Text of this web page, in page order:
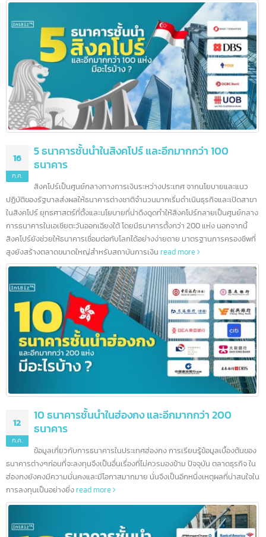
บทความล่าสุด
16
5 ธนาคารชั้นนำในสิงคโปร์ และอีกมากกว่า 100
ธนาคาร
สิงคโปร์เป็นศูนย์กลางทางการเงินระหว่างประเทศ จากนโยบายและแนว
ปฏิบัติของรัฐบาลส่งผลให้ธนาคารต่างชาติจำนวนมากเริ่มดำเนินธุรกิจและเปิดสา
ในสิงคโปร์ ยุทธศาสตร์ที่ตั้งและนโยบายที่น่าดึงดูดทำให้สิงคโปร์กลายเป็นศูนย์กล
การธนาคารในเอเชียตะวันออกเฉียงใต้ โดยมีธนาคารตั้งกว่า 200 แห่ง นอกจากนี้
สิงคโปร์ยังช่วยให้ธนาคารเชื่อมต่อกับโลกได้อย่างง่ายดาย มาตรฐานการครองชี
สูงยังสร้างตลาดขนาดใหญ่สำหรับสถาบันการเงิน read more
12 10 ธนาคารชั้นนำในฮ่องกง และอีกมากกว่า 200
ธนาคาร
ข้อมูลเกี่ยวกับการธนาคารในประเทศฮ่องกง การเรียนรู้ข้อมูลเบื้องต้นข